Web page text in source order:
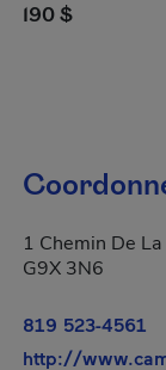
190 $
1 Chemin De
G9X 3N6
819 523-4561
http://